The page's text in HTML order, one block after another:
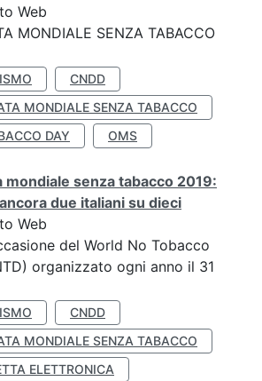
Web
MONDIALE SENZA TABACCO
CNDD
MONDIALE SENZA TABACCO
DAY
OMS
mondiale senza tabacco 2019:
due italiani su dieci
Web
del World No Tobacco
organizzato ogni anno il 31
CNDD
MONDIALE SENZA TABACCO
ELETTRONICA